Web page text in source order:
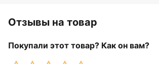
Отзывы на товар
Покупали этот товар? Как он вам?